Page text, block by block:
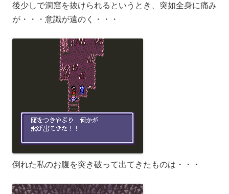
後少しで洞窟を抜けられるというとき、突如全身に痛み
が・・・意識が遠のく・・・
倒れた私のお腹を突き破って出てきたものは・・・